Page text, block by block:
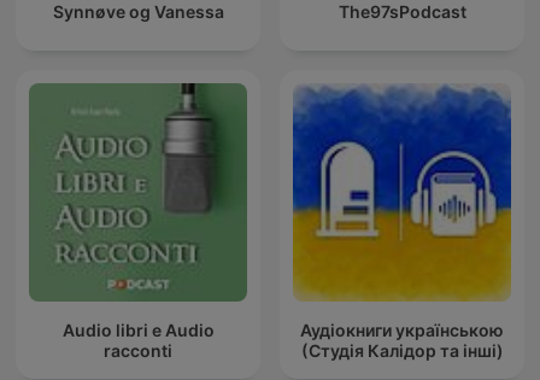
Synnøve og Vanessa The97sPodcast
Audio libri e Audio
racconti
Аудіокниги українською
(Студія Калідор та інші)